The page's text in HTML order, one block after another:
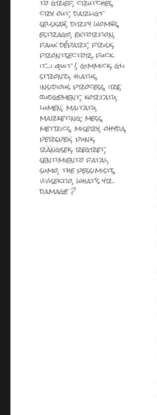
cry out,darligt
selskab,dirty wombs,
estrago,extortion,
faux départ,frisk,
frontsector,fuck
it...i quit !,gimmick,gli
stronzi,hiatus,
insidious process,ire,
judgement,kortatu,
lumen,maitatu,
marketing,mess,
metrics,misery,ohyda,
perspex,punk,
rängsek,regret,
sentimiento fatal,
sumo,the pessimists,
vivisektio,what's yr
damage ?